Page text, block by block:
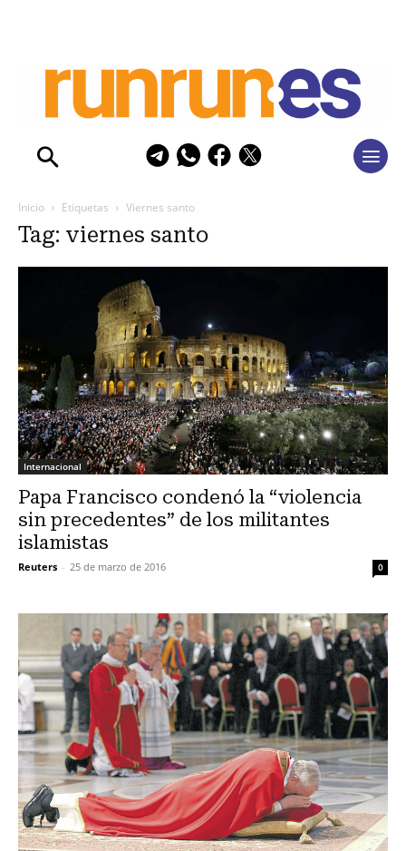
Inicio Etiquetas Viernes santo
Tag: viernes santo
Internacional
Papa Francisco condenó la “violencia
sin precedentes” de los militantes
islamistas
Reuters - 25 de marzo de 2016 0